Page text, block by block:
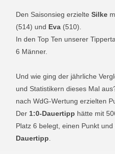
Den Saisonsieg erzielteSilke
(514) und Eva (510).
In den Top Ten unserer
6 Männer.
Und wie ging der jährliche
und Statistikern dieses Mal
nach WdG-Wertung erzielten
Der 1:0-Dauertipp hätte mit
Platz 6 belegt, einen Punkt
Dauertipp.